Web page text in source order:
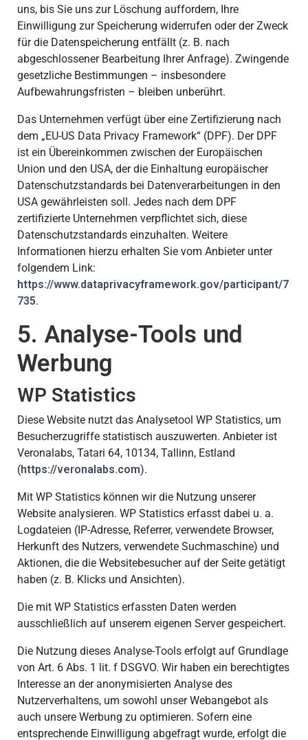
uns, bis Sie uns zur Löschung auffordern, Ihre
Einwilligung zur Speicherung widerrufen oder der Zweck
für die Datenspeicherung entfällt (z. B. nach
abgeschlossener Bearbeitung Ihrer Anfrage). Zwingende
gesetzliche Bestimmungen – insbesondere
Aufbewahrungsfristen – bleiben unberührt.
Das Unternehmen verfügt über eine Zertifizierung nach
dem „EU-US Data Privacy Framework“ (DPF). Der DPF
ist ein Übereinkommen zwischen der Europäischen
Union und den USA, der die Einhaltung europäischer
Datenschutzstandards bei Datenverarbeitungen in den
USA gewährleisten soll. Jedes nach dem DPF
zertifizierte Unternehmen verpflichtet sich, diese
Datenschutzstandards einzuhalten. Weitere
Informationen hierzu erhalten Sie vom Anbieter unter
folgendem Link:
https://www.dataprivacyframework.gov/participant/7
735.
5. Analyse-Tools und
Werbung
WP Statistics
Diese Website nutzt das Analysetool WP Statistics, um
Besucherzugriffe statistisch auszuwerten. Anbieter ist
Veronalabs, Tatari 64, 10134, Tallinn, Estland
(https://veronalabs.com).
Mit WP Statistics können wir die Nutzung unserer
Website analysieren. WP Statistics erfasst dabei u. a.
Logdateien (IP-Adresse, Referrer, verwendete Browser,
Herkunft des Nutzers, verwendete Suchmaschine) und
Aktionen, die die Websitebesucher auf der Seite getätigt
haben (z. B. Klicks und Ansichten).
Die mit WP Statistics erfassten Daten werden
ausschließlich auf unserem eigenen Server gespeichert.
Die Nutzung dieses Analyse-Tools erfolgt auf Grundlage
von Art. 6 Abs. 1 lit. f DSGVO. Wir haben ein berechtigtes
Interesse an der anonymisierten Analyse des
Nutzerverhaltens, um sowohl unser Webangebot als
auch unsere Werbung zu optimieren. Sofern eine
entsprechende Einwilligung abgefragt wurde, erfolgt die